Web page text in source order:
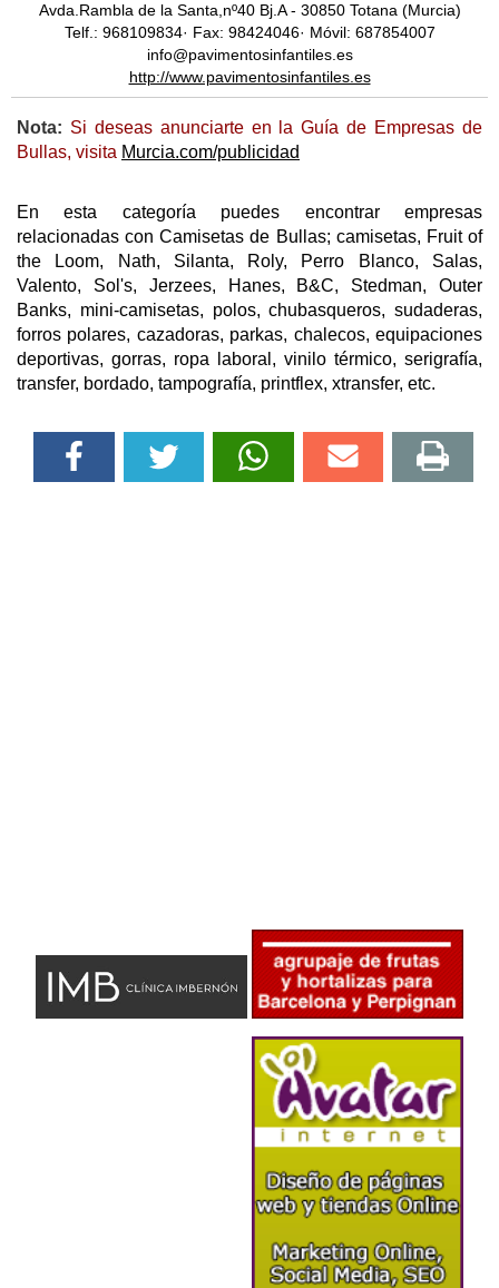
Avda.Rambla de la Santa,nº40 Bj.A - 30850 Totana (Murcia)
Telf.: 968109834· Fax: 98424046· Móvil: 687854007
info@pavimentosinfantiles.es
http://www.pavimentosinfantiles.es
Nota: Si deseas anunciarte en la Guía de Empresas de
Bullas, visita Murcia.com/publicidad
En esta categoría puedes encontrar empresas
relacionadas con Camisetas de Bullas; camisetas, Fruit of
the Loom, Nath, Silanta, Roly, Perro Blanco, Salas,
Valento, Sol's, Jerzees, Hanes, B&C, Stedman, Outer
Banks, mini-camisetas, polos, chubasqueros, sudaderas,
forros polares, cazadoras, parkas, chalecos, equipaciones
deportivas, gorras, ropa laboral, vinilo térmico, serigrafía,
transfer, bordado, tampografía, printflex, xtransfer, etc.